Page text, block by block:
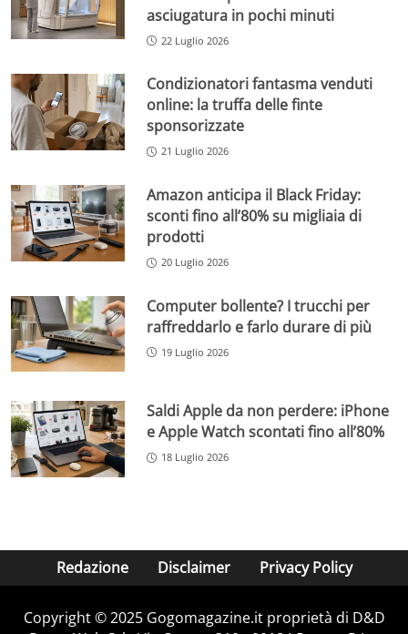
asciugatura in pochi minuti
22 Luglio 2026
Condizionatori fantasma venduti
online: la truffa delle finte
sponsorizzate
21 Luglio 2026
Amazon anticipa il Black Friday:
sconti fino all’80% su migliaia di
prodotti
20 Luglio 2026
Computer bollente? I trucchi per
raffreddarlo e farlo durare di più
19 Luglio 2026
Saldi Apple da non perdere: iPhone
e Apple Watch scontati fino all’80%
18 Luglio 2026
Redazione Disclaimer Privacy Policy
Copyright © 2025 Gogomagazine.it proprietà di D&D